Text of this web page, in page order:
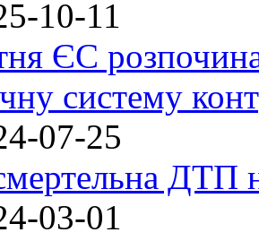
10-11
ЄС
систему
07-25
ДТП
03-01